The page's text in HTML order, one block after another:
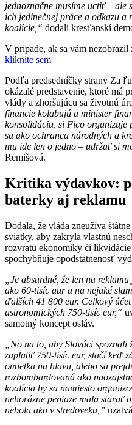
jednoznačne musíme uctiť – ale
ich jedinečnej práce a odkazu a
koalície,“ dodali kresťanskí
V prípade, ak sa vám
kliknite sem
Podľa predsedníčky strany Za
okázalé predstavenie, ktoré má
vlády a zhoršujúcu sa životnú
financie kolabujú a minister
konsolidáciu, si Fico organizuje
sa ako ochranca národných a
mu ide len o jedno – udržať si
Remišová.
Kritika výdavkov:
baterky aj reklamu
Dodala, že vláda zneužíva
sviatky, aby zakryla vlastnú
rozvratu ekonomiky či
spochybňuje opodstatnenosť
„Je absurdné, že len na
ako 60-tisíc aur a na nejaké
ďalších 41 800 eur. Celkový
astronomických 750-tisíc eur,“
samotný koncept osláv.
„No na to, aby Slováci
zaplatiť 750-tisíc eur, stačí keď
omietka na hlavu, alebo sa
rozbombardovaná ako
koalícia by sa namiesto
nehorázne peniaze mala starať
nebola ako v stredoveku,”